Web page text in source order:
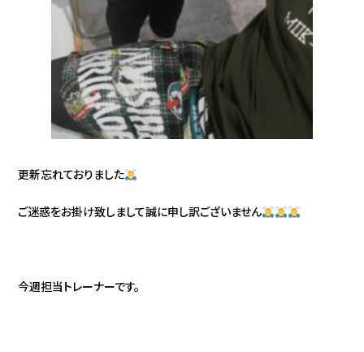
更新忘れておりました
ご迷惑をお掛け致しまして誠に申し訳ございません
今週担当トレーナーです。